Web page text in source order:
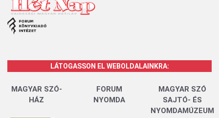
LÁTOGASSON EL WEBOLDALAINKRA:
MAGYAR SZÓ-
HÁZ
FORUM
NYOMDA
MAGYAR SZÓ
SAJTÓ- ÉS
NYOMDAMÚZEUM